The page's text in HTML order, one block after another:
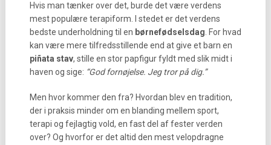
Hvis man tænker over det, burde det være verdens
mest populære terapiform. I stedet er det verdens
bedste underholdning til en børnefødselsdag . For hvad
kan være mere tilfredsstillende end at give et barn en
piñata stav, stille en stor papfigur fyldt med slik midt i
haven og sige: “God fornøjelse. Jeg tror på dig.”
Men hvor kommer den fra? Hvordan blev en tradition,
der i praksis minder om en blanding mellem sport,
terapi og fejlagtig vold, en fast del af fester verden
over? Og hvorfor er det altid den mest velopdragne